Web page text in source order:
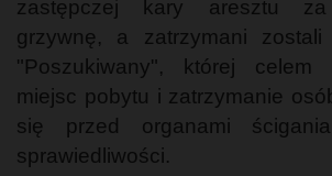
zastępczej kary aresztu za
grzywnę, a zatrzymani
"Poszukiwany", której celem
miejsc pobytu i zatrzymanie
się przed organami
sprawiedliwości.